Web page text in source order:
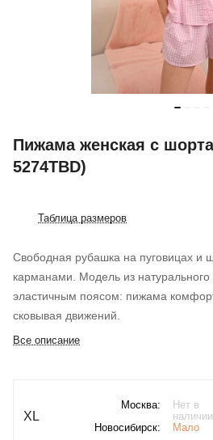
Пижама женская с
5274TBD)
Таблица размеров
Свободная рубашка на пуговицах и
карманами. Модель из
эластичным поясом: пижама
сковывая движений.
Все описание
XL
Москва:
Нет в
наличии
Новосибирск:
Мало